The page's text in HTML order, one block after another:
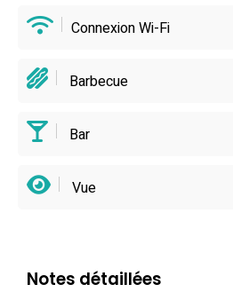
Connexion Wi-Fi
Barbecue
Bar
Vue
Notes détaillées